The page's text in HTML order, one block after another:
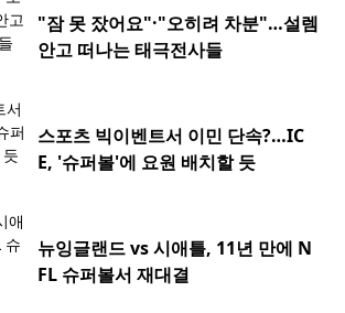
"잠 못 잤어요"·"오히려 차분"…설렘
안고 떠나는 태극전사들
스포츠 빅이벤트서 이민 단속?…IC
E, '슈퍼볼'에 요원 배치할 듯
뉴잉글랜드 vs 시애틀, 11년 만에 N
FL 슈퍼볼서 재대결